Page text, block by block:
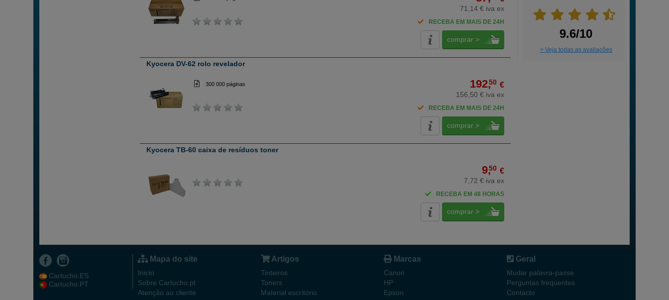
9.6/10
> Veja todas as avaliações
71,14 € iva ex
RECEBA EM MAIS DE 24H
comprar >
Kyocera DV-62 rolo revelador
300 000 páginas 192,50 €
156,50 € iva ex
RECEBA EM MAIS DE 24H
comprar >
Kyocera TB-60 caixa de resíduos toner
9,50 €
7,72 € iva ex
RECEBA EM 48 HORAS
comprar >
Cartucho.ES
Cartucho.PT
Mapa do site
Inicio
Sobre Cartucho.pt
Atenção ao cliente
Artigos
Tinteiros
Toners
Material escritório
Marcas
Canon
HP
Epson
Geral
Mudar palavra-passe
Perguntas frequentes
Contacto